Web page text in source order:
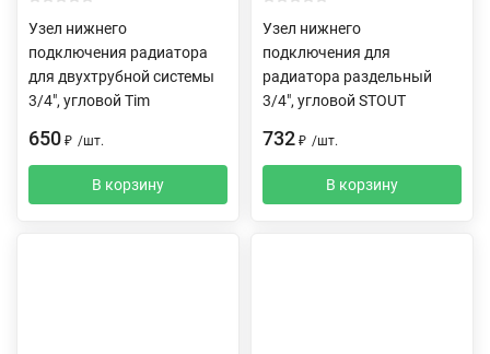
Узел нижнего
подключения радиатора
для двухтрубной системы
3/4", угловой Tim
650 ₽ /шт.
В корзину
Узел нижнего
подключения для
радиатора раздельный
3/4", угловой STOUT
732 ₽ /шт.
В корзину